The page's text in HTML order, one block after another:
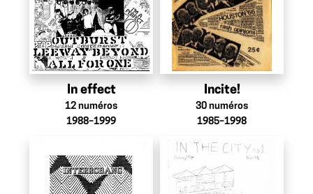
In effect
12 numéros
1988–1999
Incite!
30 numéros
1985–1998